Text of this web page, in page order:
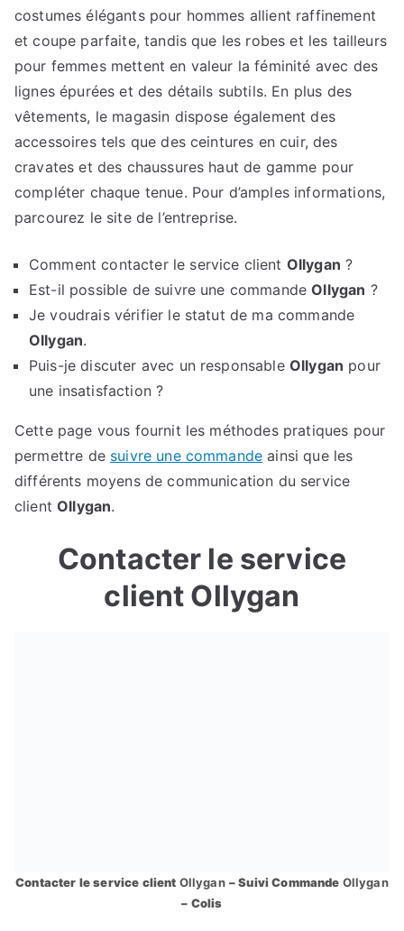
costumes élégants pour hommes allient raffinement
et coupe parfaite, tandis que les robes et les tailleurs
pour femmes mettent en valeur la féminité avec des
lignes épurées et des détails subtils. En plus des
vêtements, le magasin dispose également des
accessoires tels que des ceintures en cuir, des
cravates et des chaussures haut de gamme pour
compléter chaque tenue. Pour d’amples informations,
parcourez le site de l’entreprise.
Comment contacter le service client Ollygan ?
Est-il possible de suivre une commandeOllygan ?
Je voudrais vérifier le statut de ma commande
Ollygan.
Puis-je discuter avec un responsable Ollygan pour
une insatisfaction ?
Cette page vous fournit les méthodes pratiques pour
permettre de suivre une commande ainsi que les
différents moyens de communication du service
clientOllygan.
Contacter le service
client Ollygan
Contacter le service client Ollygan – Suivi Commande Ollygan
– Colis